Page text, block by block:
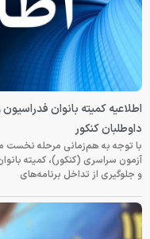
اطلاعیه کمیته بانوان
داوطلبان کنکور
با توجه به هم‌زمانی مرحله نخست
آزمون سراسری (کنکور)، کمیته
و جلوگیری از تداخل برنامه‌های